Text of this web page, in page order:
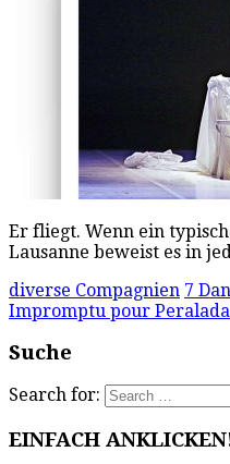
Er fliegt. Wenn ein
Lausanne beweist es in
diverse Compagnien 7
Impromptu pour Peralada
Suche
Search for:
EINFACH